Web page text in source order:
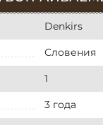
Denkirs
Словения
1
3 года